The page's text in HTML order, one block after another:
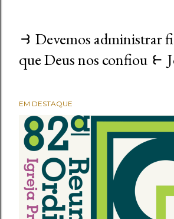
⥽ Devemos administrar
que Deus nos confiou ⥼
EM DESTAQUE